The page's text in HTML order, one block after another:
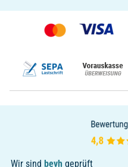
Wir sind bevh geprüft